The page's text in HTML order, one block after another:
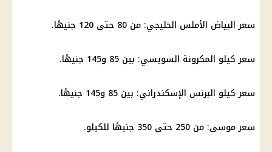
سعر البياض الأملس الخليجي: من 80 حتى 120 جنيهًا.
سعر كيلو المكرونة السويسي: بين 85 و145 جنيهًا.
سعر كيلو البرنس الإسكندراني: بين 85 و145 جنيهًا.
سعر موسى: من 250 حتى 350 جنيهًا للكيلو.